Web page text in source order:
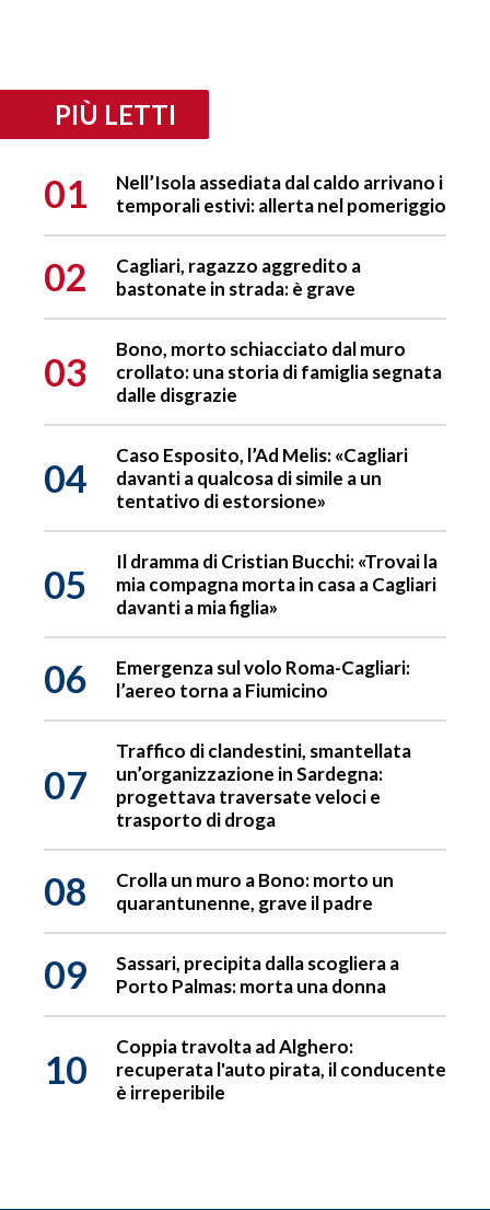
PIÙ LETTI
01
Nell’Isola assediata dal caldo arrivano i
temporali estivi: allerta nel pomeriggio
02
Cagliari, ragazzo aggredito a
bastonate in strada: è grave
03
Bono, morto schiacciato dal muro
crollato: una storia di famiglia segnata
dalle disgrazie
04
Caso Esposito, l’Ad Melis: «Cagliari
davanti a qualcosa di simile a un
tentativo di estorsione»
05
Il dramma di Cristian Bucchi: «Trovai la
mia compagna morta in casa a Cagliari
davanti a mia figlia»
06
Emergenza sul volo Roma-Cagliari:
l’aereo torna a Fiumicino
07
Traffico di clandestini, smantellata
un’organizzazione in Sardegna:
progettava traversate veloci e
trasporto di droga
08
Crolla un muro a Bono: morto un
quarantunenne, grave il padre
09
Sassari, precipita dalla scogliera a
Porto Palmas: morta una donna
10
Coppia travolta ad Alghero:
recuperata l'auto pirata, il conducente
è irreperibile